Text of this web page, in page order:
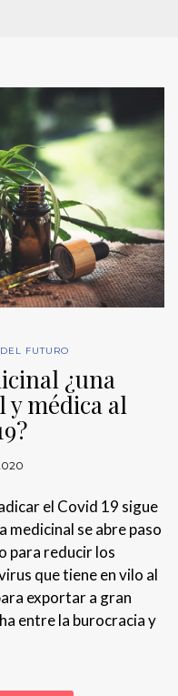
FUTURO
¿una
y médica al
el Covid 19 sigue
medicinal se abre paso
para reducir los
que tiene en vilo al
exportar a gran
entre la burocracia y